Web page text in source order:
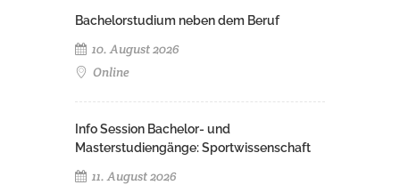
Bachelorstudium neben dem Beruf
10. August 2026
Online
Info Session Bachelor- und
Masterstudiengänge: Sportwissenschaft
11. August 2026